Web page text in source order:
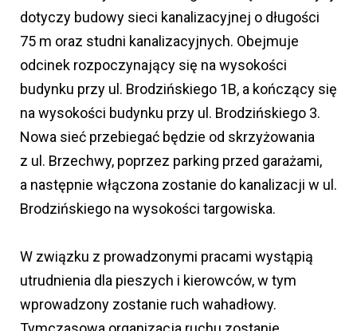
dotyczy budowy sieci kanalizacyjnej o długości
75 m oraz studni kanalizacyjnych. Obejmuje
odcinek rozpoczynający się na wysokości
budynku przy ul. Brodzińskiego 1B, a kończący się
na wysokości budynku przy ul. Brodzińskiego 3.
Nowa sieć przebiegać będzie od skrzyżowania
z ul. Brzechwy, poprzez parking przed garażami,
a następnie włączona zostanie do kanalizacji w ul.
Brodzińskiego na wysokości targowiska.
W związku z prowadzonymi pracami wystąpią
utrudnienia dla pieszych i kierowców, w tym
wprowadzony zostanie ruch wahadłowy.